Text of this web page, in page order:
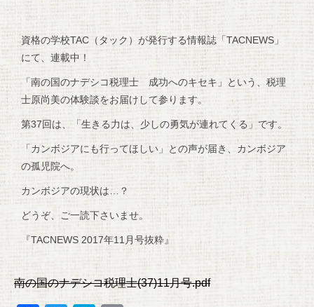
資格の学校TAC（タック）が発行する情報誌「TACNEWS」
にて、連載中！
「南の国のナデシコ税理士 成功へのキセキ」という、税理
士原尚美の体験談をお届けして参ります。
第37回は、「生きる力は、少しの勇気が連れてくる」です。
「カンボジアにも行ってほしい」との声が届き、カンボジア
の孤児院へ。
カンボジアの現状は…？
どうぞ、ご一読下さいませ。
『TACNEWS 2017年11月号抜粋』
南の国のナデシコ税理士(37)11月号.pdf